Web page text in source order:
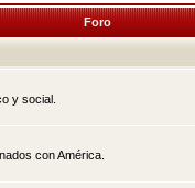
Foro
y social.
con América.